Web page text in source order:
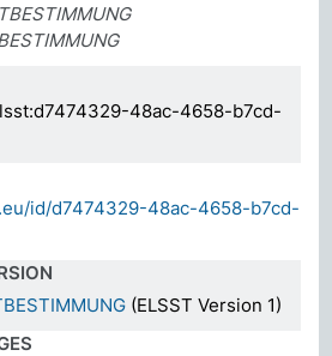
48ac-4658-b7cd-
id/d7474329-48ac-4658-b7cd-
(ELSST Version 1)